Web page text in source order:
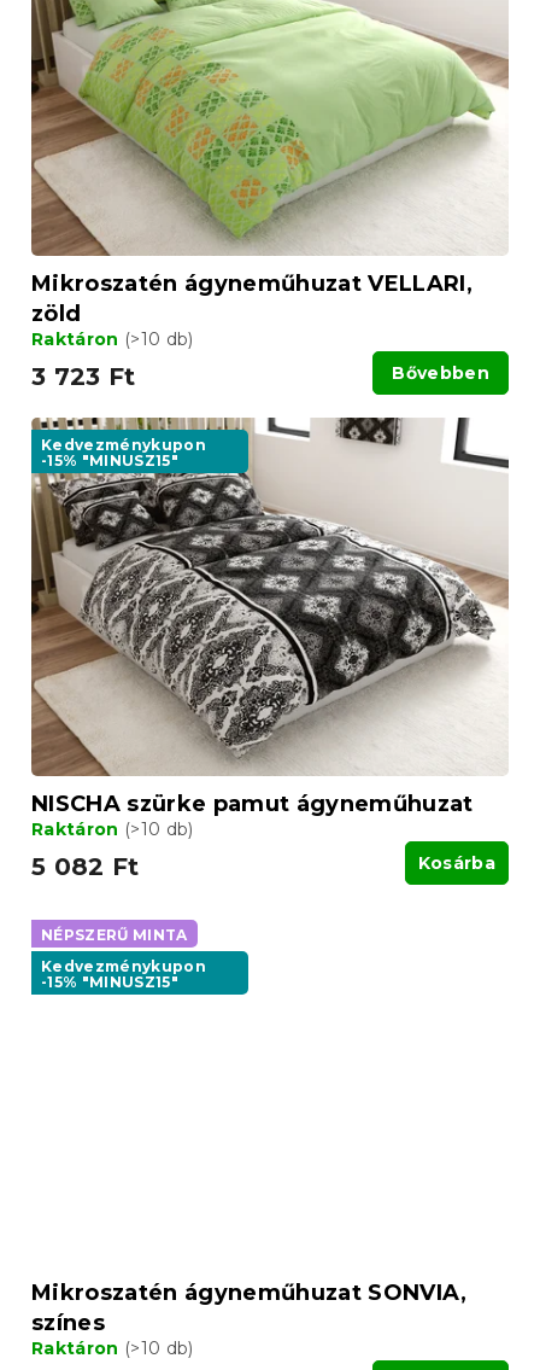
Mikroszatén ágyneműhuzat VELLARI,
zöld
Raktáron (>10 db)
3 723 Ft Bővebben
Kedvezménykupon
-15% "MINUSZ15"
NISCHA szürke pamut ágyneműhuzat
Raktáron (>10 db)
5 082 Ft Kosárba
NÉPSZERŰ MINTA
Kedvezménykupon
-15% "MINUSZ15"
Mikroszatén ágyneműhuzat SONVIA,
színes
Raktáron (>10 db)